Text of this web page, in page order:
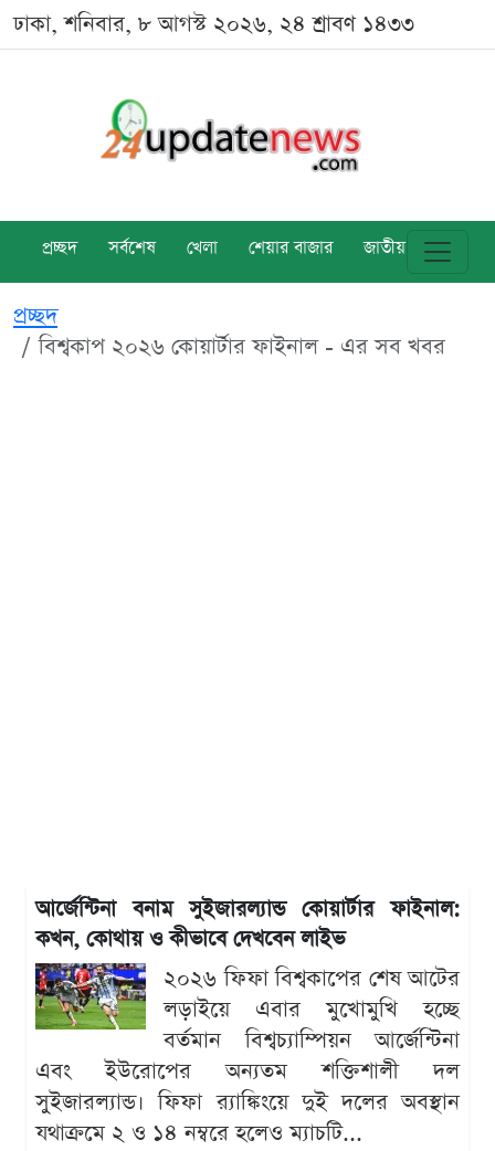
ঢাকা, শনিবার, ৮ আগস্ট ২০২৬, ২৪ শ্রাবণ ১৪৩৩
প্রচ্ছদ সর্বশেষ খেলা শেয়ার বাজার জাতীয় বিশ্ব
প্রচ্ছদ
বিশ্বকাপ ২০২৬ কোয়ার্টার ফাইনাল - এর সব খবর
আর্জেন্টিনা বনাম সুইজারল্যান্ড কোয়ার্টার ফাইনাল:
কখন, কোথায় ও কীভাবে দেখবেন লাইভ
২০২৬ ফিফা বিশ্বকাপের শেষ আটের
লড়াইয়ে এবার মুখোমুখি হচ্ছে
বর্তমান বিশ্বচ্যাম্পিয়ন আর্জেন্টিনা
এবং ইউরোপের অন্যতম শক্তিশালী দল
সুইজারল্যান্ড। ফিফা র‍্যাঙ্কিংয়ে দুই দলের অবস্থান
যথাক্রমে ২ ও ১৪ নম্বরে হলেও ম্যাচটি...